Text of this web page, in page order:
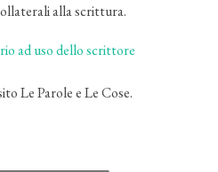
alla scrittura.
ad uso dello scrittore
Le Parole e Le Cose.